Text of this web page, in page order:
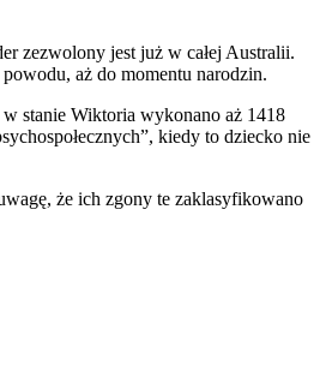
zezwolony jest już w całej Australii.
aż do momentu narodzin.
stanie Wiktoria wykonano aż 1418
kiedy to dziecko nie
że ich zgony te zaklasyfikowano